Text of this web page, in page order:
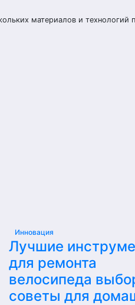
материалов и технологий
Инновация
Лучшие
для ремонта
велосипеда
советы для